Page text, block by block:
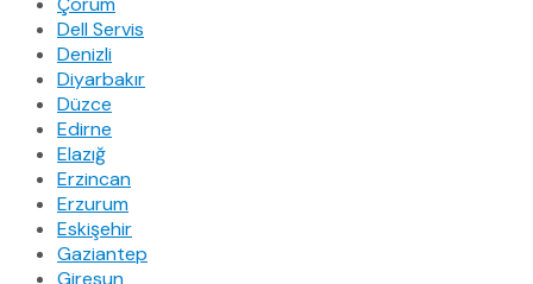
Dell Servis
Denizli
Diyarbakır
Düzce
Edirne
Elazığ
Erzincan
Erzurum
Eskişehir
Gaziantep